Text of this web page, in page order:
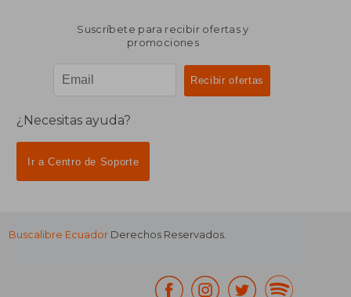
Suscríbete para recibir ofertas y
promociones
¿Necesitas ayuda?
Ir a Centro de Soporte
Buscalibre Ecuador Derechos Reservados.